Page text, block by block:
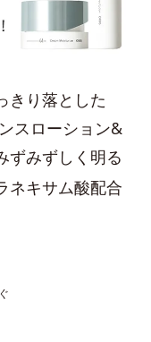
きり落とした
スローション&
ずみずしく明る
ネキサム酸配合